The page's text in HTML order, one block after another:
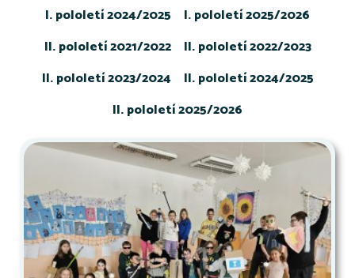
I. pololetí 2024/2025
I. pololetí 2025/2026
II. pololetí 2021/2022
II. pololetí 2022/2023
II. pololetí 2023/2024
II. pololetí 2024/2025
II. pololetí 2025/2026